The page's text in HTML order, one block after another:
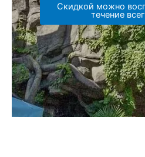
Скидкой можно
течение